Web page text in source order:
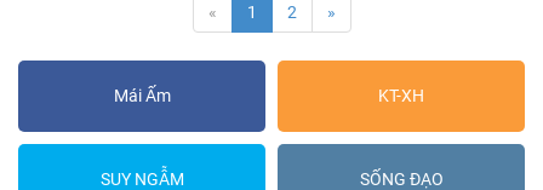
« 1 2 »
Mái Ấm KT-XH
SUY NGẪM SỐNG ĐẠO